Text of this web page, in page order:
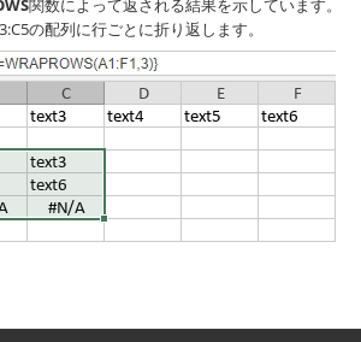
関数によって返される結果を示しています。
の配列に行ごとに折り返します。